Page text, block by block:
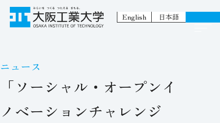
English 日本語
ニュース
「ソーシャル・オープンイ
ノベーションチャレンジ